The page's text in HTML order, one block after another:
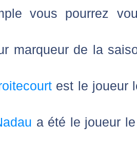
vous pourrez
marqueur de la
est le joueur
a été le joueur